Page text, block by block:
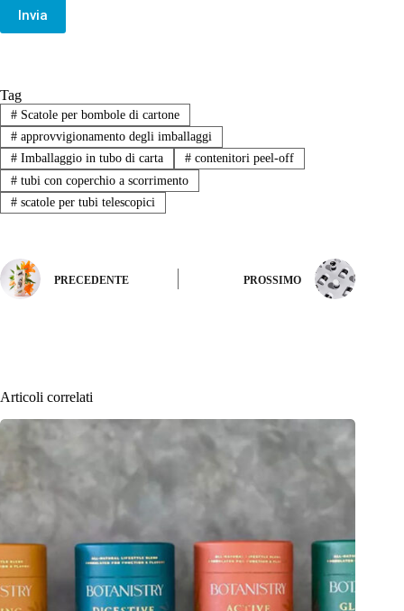
Invia
Tag
#Scatole per bombole di cartone
#approvvigionamento degli imballaggi
#Imballaggio in tubo di carta #contenitori peel-off
#tubi con coperchio a scorrimento
#scatole per tubi telescopici
PRECEDENTE PROSSIMO
Articoli correlati